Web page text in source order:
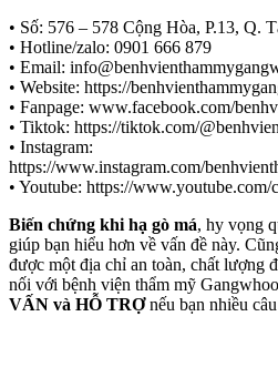
• Số: 576 – 578 Cộng Hòa, P.13, Q.
• Hotline/zalo: 0901 666 879
• Email:
• Website: https://
• Fanpage: www.facebook.com/
• Tiktok: https://tiktok.com/
• Instagram:
https://www.instagram.com/
• Youtube: https://
Biến chứng khi hạ gò má, hy vọng
giúp bạn hiểu hơn về vấn đề này.
được một địa chỉ an toàn, chất lượng
nối với bệnh viện thẩm mỹ
VẤN và HỖ TRỢnếu bạn nhiều